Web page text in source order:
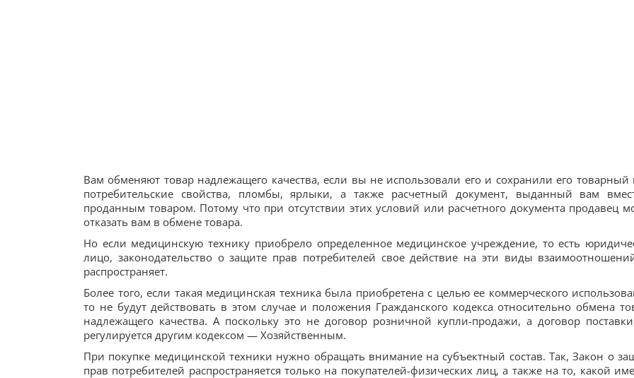
Вам обменяют товар надлежащего качества, если вы не использовали его и сохранили его товарный
потребительские свойства, пломбы, ярлыки, а также расчетный документ, выданный вам
проданным товаром. Потому что при отсутствии этих условий или расчетного документа продавец
отказать вам в обмене товара.
Но если медицинскую технику приобрело определенное медицинское учреждение, то есть
лицо, законодательство о защите прав потребителей свое действие на эти виды
распространяет.
Более того, если такая медицинская техника была приобретена с целью ее коммерческого
то не будут действовать в этом случае и положения Гражданского кодекса относительно обмена
надлежащего качества. А поскольку это не договор розничной купли-продажи, а договор
регулируется другим кодексом — Хозяйственным.
При покупке медицинской техники нужно обращать внимание на субъектный состав. Так, Закон о
прав потребителей распространяется только на покупателей-физических лиц, а также на то, какой